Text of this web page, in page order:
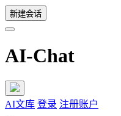
新建会话
AI-Chat
AI文库 登录 注册账户